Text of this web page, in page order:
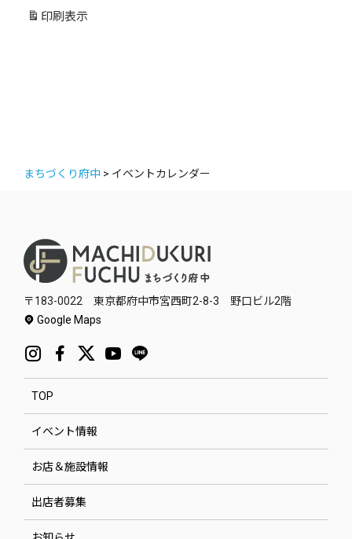
リ
印刷 表示
まちづくり府中 > イベントカレンダー
〒183-0022 東京都府中市宮西町2-8-3 野口ビル2階
Google Maps
TOP
イベント情報
お店＆施設情報
出店者募集